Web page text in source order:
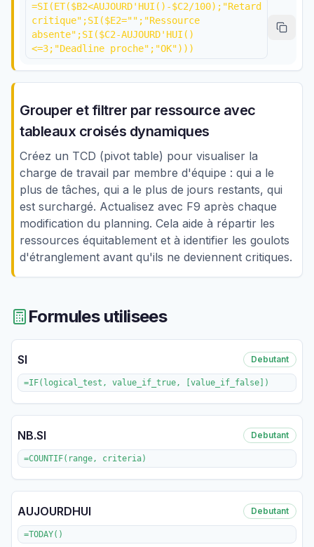
=SI(ET($B2<AUJOURD'HUI()-$C2/100);"Retard
critique";SI($E2="";"Ressource
absente";SI($C2-AUJOURD'HUI()
<=3;"Deadline proche";"OK")))
Grouper et filtrer par ressource avec
tableaux croisés dynamiques
Créez un TCD (pivot table) pour visualiser la
charge de travail par membre d'équipe : qui a le
plus de tâches, qui a le plus de jours restants, qui
est surchargé. Actualisez avec F9 après chaque
modification du planning. Cela aide à répartir les
ressources équitablement et à identifier les goulots
d'étranglement avant qu'ils ne deviennent critiques.
Formules utilisees
SI Debutant
=IF(logical_test, value_if_true, [value_if_false])
NB.SI Debutant
=COUNTIF(range, criteria)
AUJOURDHUI Debutant
=TODAY()